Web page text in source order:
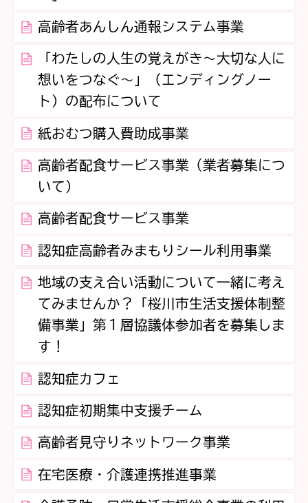
高齢者あんしん通報システム事業
「わたしの人生の覚えがき～大切な人に
想いをつなぐ～」（エンディングノー
ト）の配布について
紙おむつ購入費助成事業
高齢者配食サービス事業（業者募集につ
いて）
高齢者配食サービス事業
認知症高齢者みまもりシール利用事業
地域の支え合い活動について一緒に考え
てみませんか？「桜川市生活支援体制整
備事業」第１層協議体参加者を募集しま
す！
認知症カフェ
認知症初期集中支援チーム
高齢者見守りネットワーク事業
在宅医療・介護連携推進事業